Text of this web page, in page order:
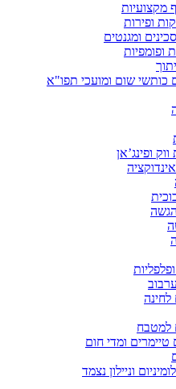
מקצועיות
ופירות
ומגנטים
ופומפיות
כותשי שום ומועכי תפו"א
ופינג’אן
לחינה
למטבח
ומדי חום
וניילון נצמד